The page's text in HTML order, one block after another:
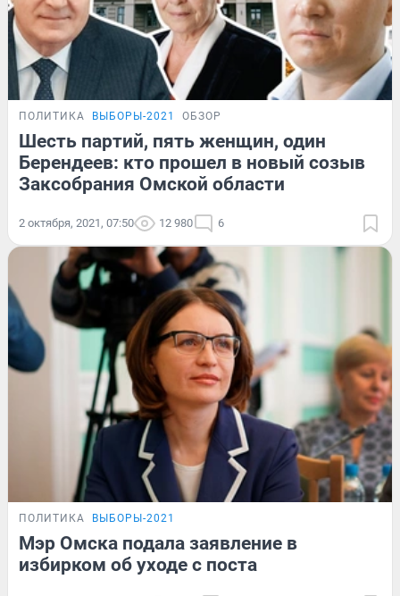
ПОЛИТИКА ВЫБОРЫ-2021 ОБЗОР
Шесть партий, пять женщин, один
Берендеев: кто прошел в новый созыв
Заксобрания Омской области
2 октября, 2021, 07:50 12 980 6
ПОЛИТИКА ВЫБОРЫ-2021
Мэр Омска подала заявление в
избирком об уходе с поста